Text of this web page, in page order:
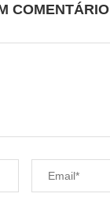
COMENTÁRIO